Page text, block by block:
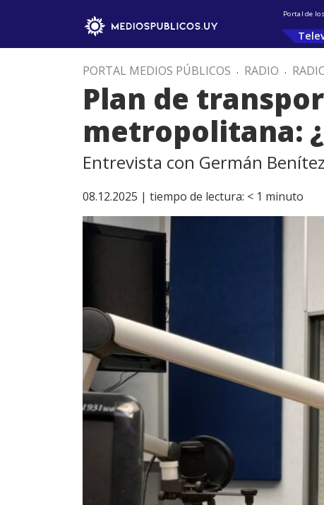
Portal de
PORTAL MEDIOS PÚBLICOS . RADIO .
Plan de
metropolitana:
Entrevista con Germán Benítez
08.12.2025 | tiempo de lectura: < 1 minuto